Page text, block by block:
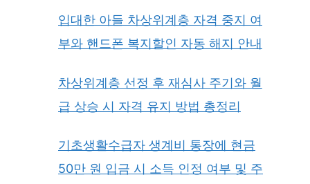
입대한 아들 차상위계층 자격 중지 여
부와 핸드폰 복지할인 자동 해지 안내
차상위계층 선정 후 재심사 주기와 월
급 상승 시 자격 유지 방법 총정리
기초생활수급자 생계비 통장에 현금
50만 원 입금 시 소득 인정 여부 및 주